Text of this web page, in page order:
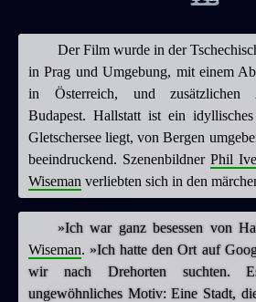
Der Film wurde in der
in Prag und Umgebung, mit einem
in Österreich, und zusätzlichen
Budapest. Hallstatt ist ein
Gletschersee liegt, von Bergen
beeindruckend. Szenenbildner Phil
Wiseman verliebten sich in den
»Ich war ganz besessen von
Wiseman.»Ich hatte den Ort auf
wir nach Drehorten suchten.
ungewöhnliches Motiv: Eine Stadt,